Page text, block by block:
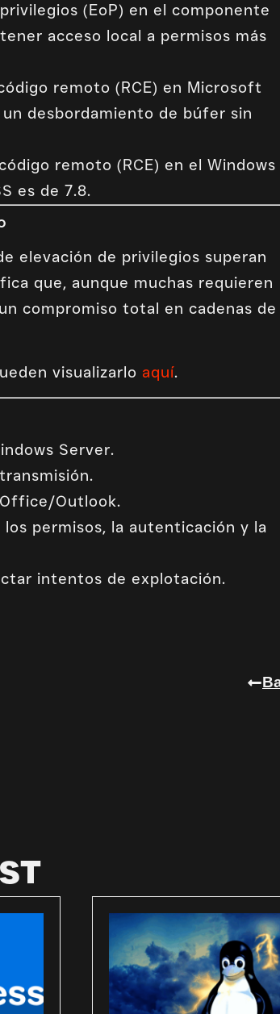
(EoP) en el componente
acceso local a permisos más
remoto (RCE) en Microsoft
desbordamiento de búfer sin
remoto (RCE) en el Windows
es de 7.8.
elevación de privilegios superan
que, aunque muchas requieren
compromiso total en cadenas de
visualizarlo aquí.
Server.
Outlook.
permisos, la autenticación y la
intentos de explotación.